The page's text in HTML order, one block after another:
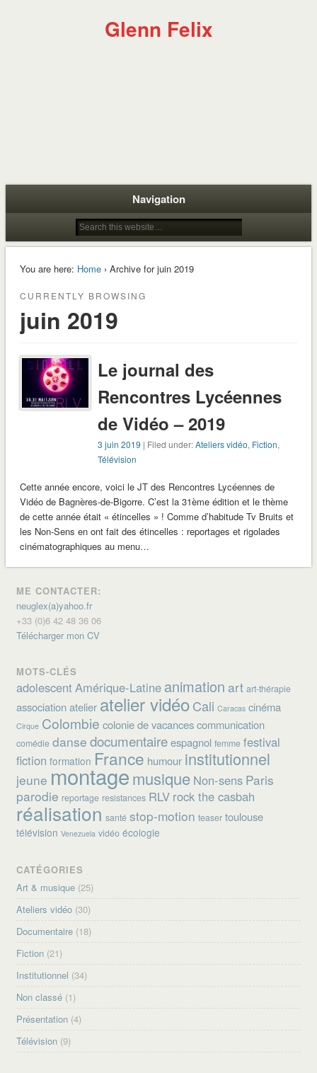
Glenn Felix
Navigation
You are here: Home› Archive for juin 2019
CURRENTLY BROWSING
juin 2019
Le journal des
Rencontres Lycéennes
de Vidéo – 2019
3 juin 2019 | Filed under:Ateliers vidéo, Fiction,
Télévision
Cette année encore, voici le JT des Rencontres Lycéennes de
Vidéo de Bagnères-de-Bigorre. C’est la 31ème édition et le thème
de cette année était « étincelles » ! Comme d’habitude Tv Bruits et
les Non-Sens en ont fait des étincelles : reportages et rigolades
cinématographiques au menu…
ME CONTACTER:
neuglex(a)yahoo.fr
+33 (0)6 42 48 36 06
Télécharger mon CV
MOTS-CLÉS
adolescent Amérique-Latine animation art art-thérapie
associationatelier atelier vidéoCali Caracas cinéma
Cirque Colombie colonie de vacancescommunication
comédie danse documentaireespagnol femme festival
fiction formation France humour institutionnel
jeune montagemusique Non-sens Paris
parodie reportage resistances RLV rock the casbah
réalisation santé stop-motion teaser toulouse
télévision Venezuela vidéo écologie
CATÉGORIES
Art & musique (25)
Ateliers vidéo (30)
Documentaire (18)
Fiction (21)
Institutionnel (34)
Non classé (1)
Présentation (4)
Télévision (9)